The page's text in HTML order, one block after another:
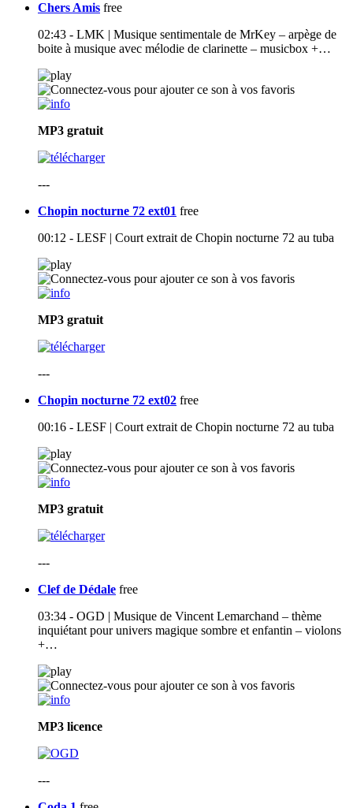
Chers Amis free
02:43 - LMK | Musique sentimentale de MrKey – arpège de
boite à musique avec mélodie de clarinette – musicbox +…
MP3 gratuit
---
Chopin nocturne 72 ext01 free
00:12 - LESF | Court extrait de Chopin nocturne 72 au tuba
MP3 gratuit
---
Chopin nocturne 72 ext02 free
00:16 - LESF | Court extrait de Chopin nocturne 72 au tuba
MP3 gratuit
---
Clef de Dédale free
03:34 - OGD | Musique de Vincent Lemarchand – thème
inquiétant pour univers magique sombre et enfantin – violons
+…
MP3 licence
---